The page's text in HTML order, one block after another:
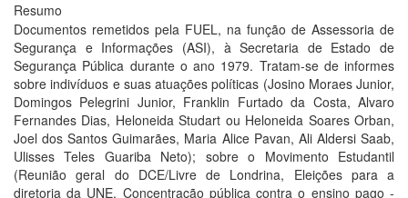
Resumo
Documentos remetidos pela FUEL, na função de Assessoria de
Segurança e Informações (ASI), à Secretaria de Estado de
Segurança Pública durante o ano 1979. Tratam-se de informes
sobre indivíduos e suas atuações políticas (Josino Moraes Junior,
Domingos Pelegrini Junior, Franklin Furtado da Costa, Alvaro
Fernandes Dias, Heloneida Studart ou Heloneida Soares Orban,
Joel dos Santos Guimarães, Maria Alice Pavan, Ali Aldersi Saab,
Ulisses Teles Guariba Neto); sobre o Movimento Estudantil
(Reunião geral do DCE/Livre de Londrina, Eleições para a
diretoria da UNE, Concentração pública contra o ensino pago -